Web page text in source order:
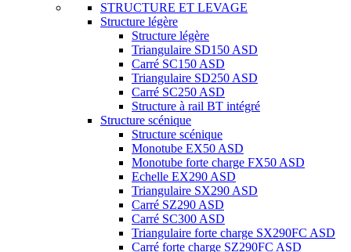
STRUCTURE ET LEVAGE
Structure légère
Structure légère
Triangulaire SD150 ASD
Carré SC150 ASD
Triangulaire SD250 ASD
Carré SC250 ASD
Structure à rail BT intégré
Structure scénique
Structure scénique
Monotube EX50 ASD
Monotube forte charge FX50 ASD
Echelle EX290 ASD
Triangulaire SX290 ASD
Carré SZ290 ASD
Carré SC300 ASD
Triangulaire forte charge SX290FC ASD
Carré forte charge SZ290FC ASD